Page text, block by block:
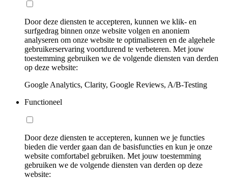
Door deze diensten te accepteren, kunnen we klik- en
surfgedrag binnen onze website volgen en anoniem
analyseren om onze website te optimaliseren en de algehele
gebruikerservaring voortdurend te verbeteren. Met jouw
toestemming gebruiken we de volgende diensten van derden
op deze website:
Google Analytics, Clarity, Google Reviews, A/B-Testing
Functioneel
Door deze diensten te accepteren, kunnen we je functies
bieden die verder gaan dan de basisfuncties en kun je onze
website comfortabel gebruiken. Met jouw toestemming
gebruiken we de volgende diensten van derden op deze
website: